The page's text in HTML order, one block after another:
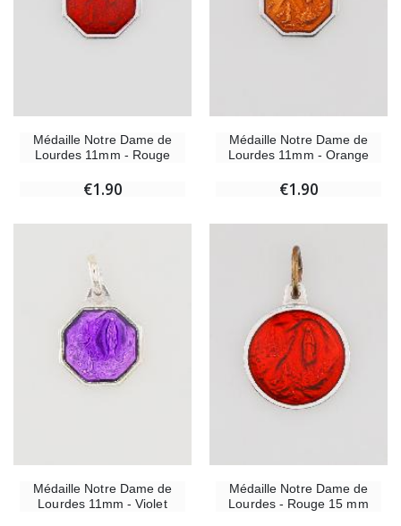
Médaille Notre Dame de
Lourdes 11mm - Rouge
€1.90
Médaille Notre Dame de
Lourdes 11mm - Orange
€1.90
Médaille Notre Dame de
Lourdes 11mm - Violet
Médaille Notre Dame de
Lourdes - Rouge 15 mm